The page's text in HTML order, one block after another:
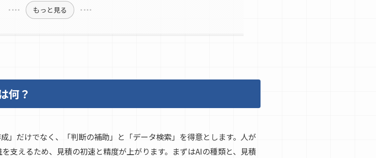
もっと見る
何？
」だけでなく、「判断の補助」と「データ検索」を得意とします。人が
支えるため、見積の初速と精度が上がります。まずはAIの種類と、見積